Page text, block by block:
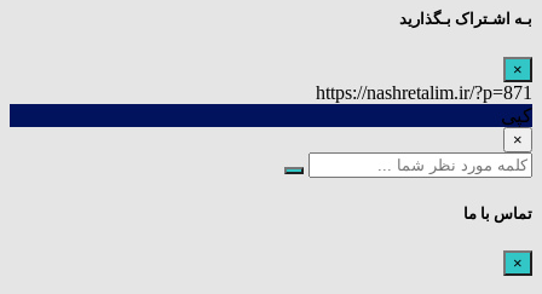
بـه اشـتراک بـگذارید
×
https://nashretalim.ir/?p=871
کپی
×
تماس با ما
×